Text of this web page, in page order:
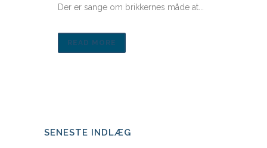
Der er sange om brikkernes måde at...
READ MORE
SENESTE INDLÆG